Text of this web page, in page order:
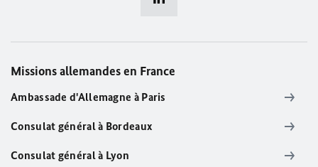
Missions allemandes en France
Ambassade d'Allemagne à Paris
Consulat général à Bordeaux
Consulat général à Lyon